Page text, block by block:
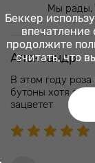
Мы рады,
Александр
В этом году
бутоны хотя
зацветет
Беккер
впечатление
продолжите
считать, что